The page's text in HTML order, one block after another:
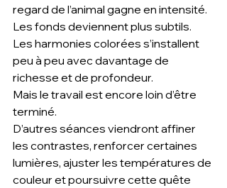
regard de l’animal gagne en intensité.
Les fonds deviennent plus subtils.
Les harmonies colorées s’installent
peu à peu avec davantage de
richesse et de profondeur.
Mais le travail est encore loin d’être
terminé.
D’autres séances viendront affiner
les contrastes, renforcer certaines
lumières, ajuster les températures de
couleur et poursuivre cette quête